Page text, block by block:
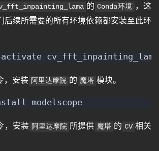
的 Conda环境 ，这
后续所需要的所有环境依赖都安装至此环
activate cv_fft_inpainting_lama
，安装 阿里达摩院 的 魔塔 模块。
modelscope
，安装 阿里达摩院 所提供 魔塔 的 CV 相关